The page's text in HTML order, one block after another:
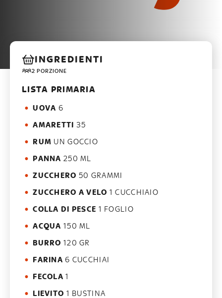
INGREDIENTI
2 PORZIONE
LISTA PRIMARIA
UOVA 6
AMARETTI 35
RUM UN GOCCIO
PANNA 250 ML
ZUCCHERO 50 GRAMMI
ZUCCHERO A VELO 1 CUCCHIAIO
COLLA DI PESCE 1 FOGLIO
ACQUA 150 ML
BURRO 120 GR
FARINA 6 CUCCHIAI
FECOLA 1
LIEVITO 1 BUSTINA